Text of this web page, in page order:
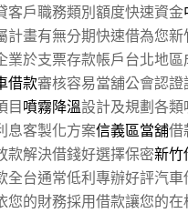
客戶職務類別額度快速資金
計畫有無分期快速借為您
業於支票存款帳戶台北地
借款審核容易當舖公會認
目噴霧降溫設計及規劃各
息客製化方案信義區當舖借
款解決借錢好選擇保密新竹
全台通常低利專辦好評汽車
您的財務採用借款讓您的